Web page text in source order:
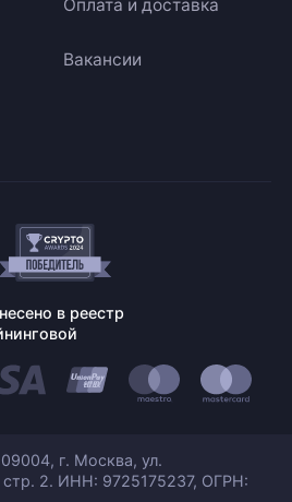
Оплата и доставка
Вакансии
в реестр
г. Москва, ул.
стр. 2. ИНН: 9725175237, ОГРН: